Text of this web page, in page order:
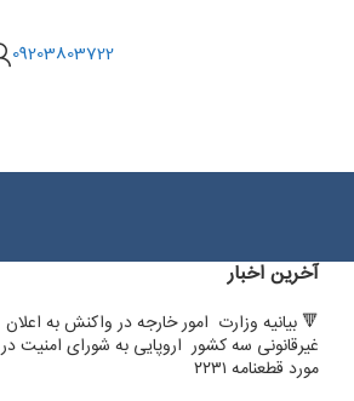
09203803722
آخرین اخبار
🔻 بیانیه وزارت امور خارجه در واکنش به اعلان
غیرقانونی سه کشور اروپایی به شورای امنیت در
مورد قطعنامه ۲۲۳۱